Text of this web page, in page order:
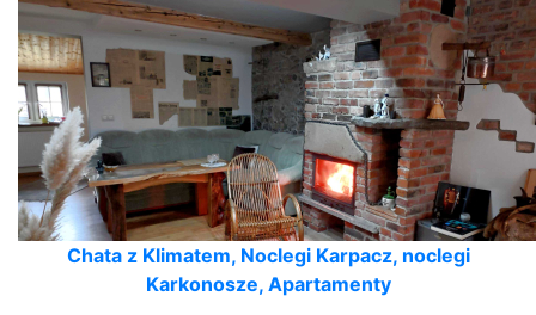
Chata z Klimatem, Noclegi Karpacz, noclegi
Karkonosze, Apartamenty